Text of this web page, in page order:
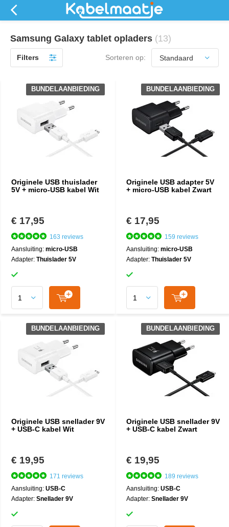
Samsung Galaxy tablet opladers (13)
Filters Sorteren op:
Originele USB thuislader
5V + micro-USB kabel Wit
BUNDELAANBIEDING
€ 17,95
163 reviews
Aansluiting: micro-USB
Adapter: Thuislader 5V
Originele USB adapter 5V
+ micro-USB kabel Zwart
BUNDELAANBIEDING
€ 17,95
159 reviews
Aansluiting: micro-USB
Adapter: Thuislader 5V
Originele USB snellader 9V
+ USB-C kabel Wit
BUNDELAANBIEDING
€ 19,95
171 reviews
Aansluiting: USB-C
Adapter: Snellader 9V
Originele USB snellader 9V
+ USB-C kabel Zwart
BUNDELAANBIEDING
€ 19,95
189 reviews
Aansluiting: USB-C
Adapter: Snellader 9V